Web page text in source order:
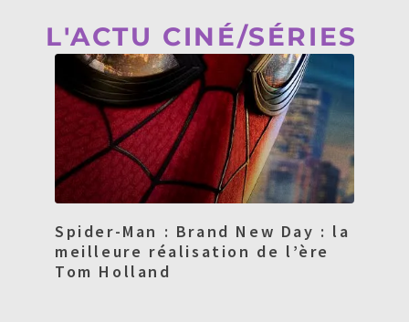
L'ACTU CINÉ/SÉRIES
Spider-Man : Brand New Day : la
meilleure réalisation de l’ère
Tom Holland